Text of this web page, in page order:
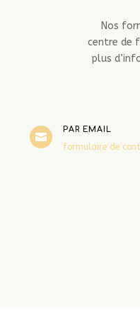
Nos
centre de
plus

PAR EMAIL
formulaire de